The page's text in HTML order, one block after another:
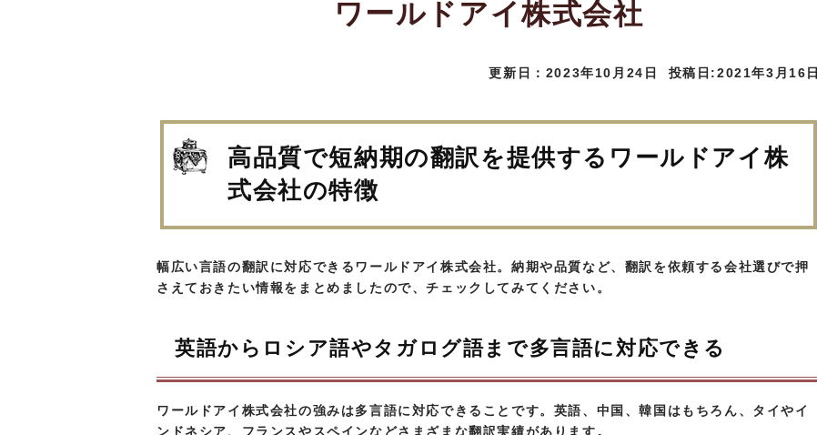
ワールドアイ株式会社
更新日：2023年10月24日 投稿日:2021年3月16日
高品質で短納期の翻訳を提供するワールドアイ株
式会社の特徴
幅広い言語の翻訳に対応できるワールドアイ株式会社。納期や品質など、翻訳を依頼する会社選びで押
さえておきたい情報をまとめましたので、チェックしてみてください。
英語からロシア語やタガログ語まで多言語に対応できる
ワールドアイ株式会社の強みは多言語に対応できることです。英語、中国、韓国はもちろん、タイやイ
ンドネシア、フランスやスペインなどさまざまな翻訳実績があります。